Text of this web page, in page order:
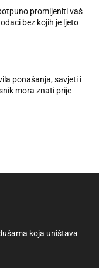
promijeniti vaš
bez kojih je ljeto
ponašanja, savjeti i
mora znati prije
koja uništava